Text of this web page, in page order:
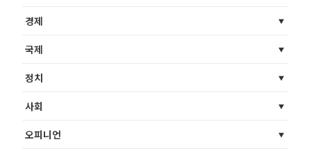
경제
국제
정치
사회
오피니언